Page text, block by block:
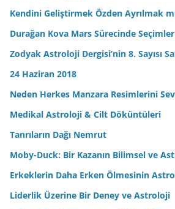
Kendini Geliştirmek Özden Ayrılmak
Durağan Kova Mars Sürecinde Seçimler
Zodyak Astroloji Dergisi’nin 8. Sayısı
24 Haziran 2018
Neden Herkes Manzara Resimlerini
Medikal Astroloji & Cilt Döküntüleri
Tanrıların Dağı Nemrut
Moby-Duck: Bir Kazanın Bilimsel ve
Erkeklerin Daha Erken Ölmesinin
Liderlik Üzerine Bir Deney ve Astroloji